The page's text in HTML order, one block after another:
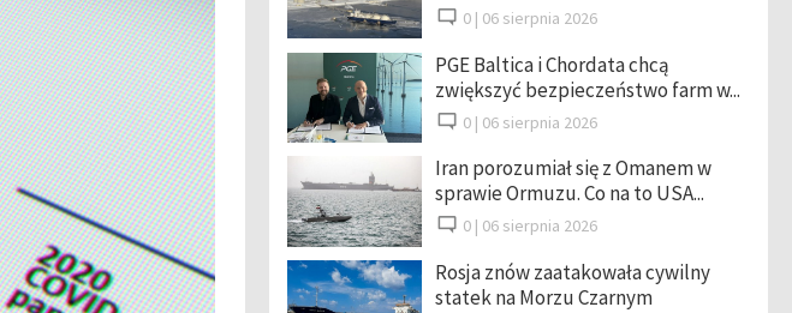
0 | 06 sierpnia 2026
PGE Baltica i Chordata chcą
zwiększyć bezpieczeństwo farm w...
0 | 06 sierpnia 2026
Iran porozumiał się z Omanem w
sprawie Ormuzu. Co na to USA...
0 | 06 sierpnia 2026
Rosja znów zaatakowała cywilny
statek na Morzu Czarnym